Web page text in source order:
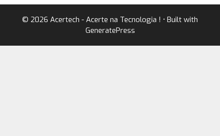
© 2026 Acertech - Acerte na Tecnologia ! • Built with
GeneratePress